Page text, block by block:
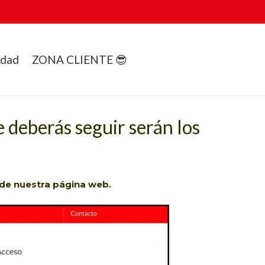
ZONA CLIENTE 😎
seguir serán los
nuestra página web.